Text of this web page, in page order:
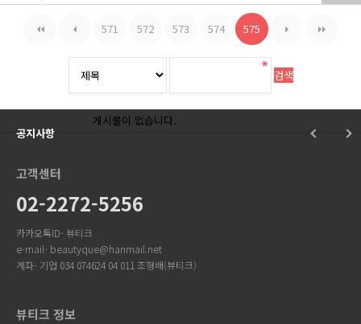
571 572 573 574 575
공지사항
게시물이 없습니다.
고객센터
02-2272-5256
카카오톡ID- 뷰티크
e-mail- beautyque@hanmail.net
계좌- 기업 034 074624 04 011 조형배(뷰티크)
뷰티크 정보